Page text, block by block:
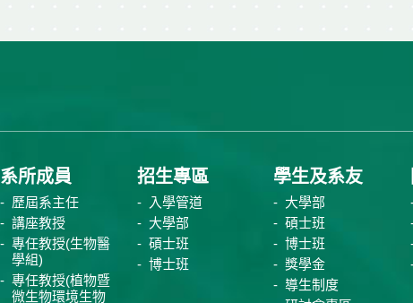
系所成員
歷屆系主任
講座教授
專任教授(生物醫
學組)
專任教授(植物暨
微生物環境生物
招生專區
入學管道
大學部
碩士班
博士班
學生及系友
大學部
碩士班
博士班
獎學金
導生制度